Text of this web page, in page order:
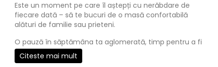
Este un moment pe care îl aștepți cu nerăbdare de
fiecare dată – să te bucuri de o masă confortabilă
alături de familie sau prieteni.
O pauză în săptămâna ta aglomerată, timp pentru a fi
împreună, apreciind mâncarea bună la o masă frumos
aranjată. Acestea sunt momentele speciale pentru
Citeste mai mult